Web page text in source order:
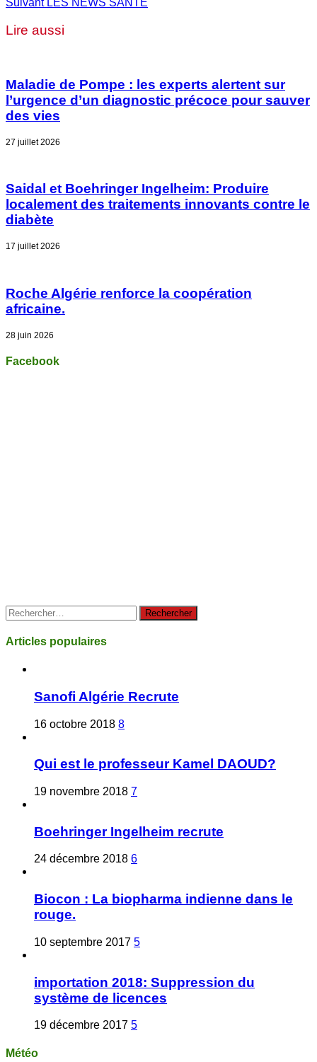
Lire aussi
Maladie de Pompe : les experts alertent sur
l’urgence d’un diagnostic précoce pour sauver
des vies
27 juillet 2026
Saidal et Boehringer Ingelheim: Produire
localement des traitements innovants contre le
diabète
17 juillet 2026
Roche Algérie renforce la coopération
africaine.
28 juin 2026
Facebook
Rechercher :
Articles populaires
Sanofi Algérie Recrute
16 octobre 2018 8
Qui est le professeur Kamel DAOUD?
19 novembre 2018 7
Boehringer Ingelheim recrute
24 décembre 2018 6
Biocon : La biopharma indienne dans le
rouge.
10 septembre 2017 5
importation 2018: Suppression du
système de licences
19 décembre 2017 5
Météo